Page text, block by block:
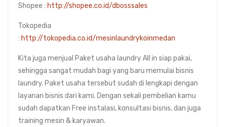
Shopee : http://shopee.co.id/dbosssales
Tokopedia
: http://tokopedia.co.id/mesinlaundrykoinmedan
Kita juga menjual Paket usaha laundry All in siap pakai,
sehingga sangat mudah bagi yang baru memulai bisnis
laundry. Paket usaha tersebut sudah di lengkapi dengan
layanan bisnis dari kami. Dengan sekali pembelian kamu
sudah dapatkan Free instalasi, konsultasi bisnis, dan juga
training mesin & karyawan.